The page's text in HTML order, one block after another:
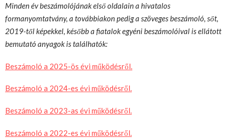
Minden év beszámolójának első oldalain a hivatalos
formanyomtatvány, a továbbiakon pedig a szöveges beszámoló, sőt,
2019-től képekkel, később a fiatalok egyéni beszámolóival is ellátott
bemutató anyagok is találhatók:
Beszámoló a 2025-ös évi működésről.
Beszámoló a 2024-es évi működésről.
Beszámoló a 2023-as évi működésről.
Beszámoló a 2022-es évi működésről.